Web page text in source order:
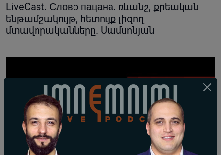
LiveCast. Слово пацана. ռևանշ, քրեական
ենթամշակույթ, հետույք լիզող
մտավորականները. Սամսոնյան